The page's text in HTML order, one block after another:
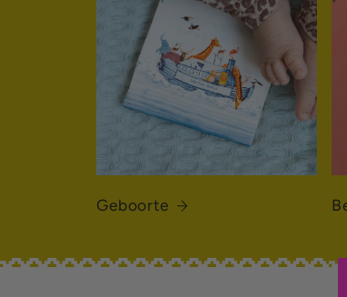
Geboorte